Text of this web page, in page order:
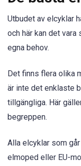
Utbudet av elcyklar
och här kan det
egna behov.
Det finns flera olika
är inte det enklaste
tillgängliga. Här
begreppen.
Alla elcyklar som
elmoped eller EU-